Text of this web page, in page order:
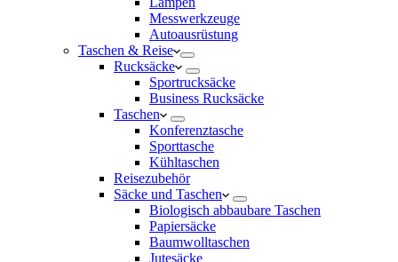
Messwerkzeuge
Autoausrüstung
Taschen & Reise
Rucksäcke
Sportrucksäcke
Business Rucksäcke
Taschen
Konferenztasche
Sporttasche
Kühltaschen
Reisezubehör
Säcke und Taschen
Biologisch abbaubare Taschen
Papiersäcke
Baumwolltaschen
Jutesäcke